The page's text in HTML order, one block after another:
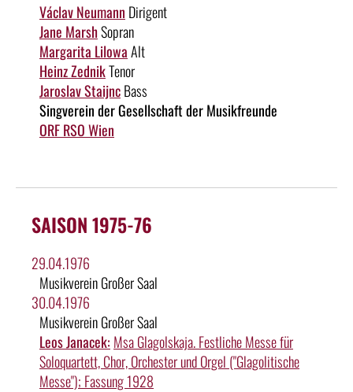
Václav Neumann Dirigent
Jane MarshSopran
Margarita LilowaAlt
Heinz ZednikTenor
Jaroslav StaijncBass
Singverein der Gesellschaft der Musikfreunde
ORF RSO Wien
SAISON 1975-76
29.04.1976
Musikverein Großer Saal
30.04.1976
Musikverein Großer Saal
Leos Janacek: Msa Glagolskaja. Festliche Messe für
Soloquartett, Chor, Orchester und Orgel ("Glagolitische
Messe"); Fassung 1928